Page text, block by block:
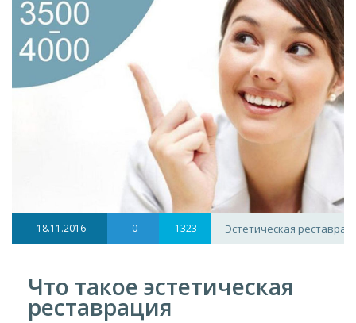
18.11.2016 0 1323 Эстетическая
Что такое эстетическая
реставрация